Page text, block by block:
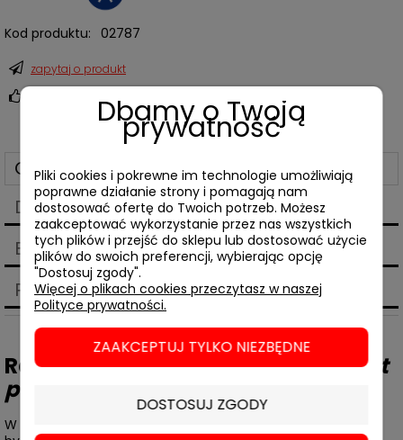
Kod produktu: 02787
zapytaj o produkt
poleć znajomemu
Opis
Dane techniczne
Bezpieczeństwo
Produkty powiązane
Rafał Matyja,Miejski grunt. 250 lat
polskiej gry z nowoczesnością
W głośnej książce
Dbamy o Twoją
prywatność
Pliki cookies i pokrewne im technologie umożliwiają
poprawne działanie strony i pomagają nam
dostosować ofertę do Twoich potrzeb. Możesz
zaakceptować wykorzystanie przez nas wszystkich
tych plików i przejść do sklepu lub dostosować użycie
plików do swoich preferencji, wybierając opcję
"Dostosuj zgody".
Więcej o plikach cookies przeczytasz w naszej
Polityce prywatności.
ZAAKCEPTUJ TYLKO NIEZBĘDNE
DOSTOSUJ ZGODY